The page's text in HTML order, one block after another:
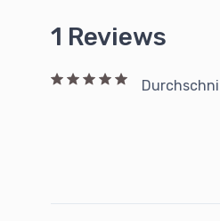
1 Reviews